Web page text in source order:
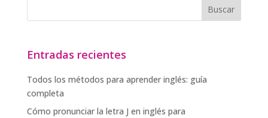
Entradas recientes
Todos los métodos para aprender inglés: guía
completa
Cómo pronunciar la letra J en inglés para